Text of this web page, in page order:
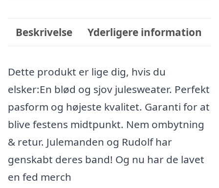
Beskrivelse Yderligere information
Dette produkt er lige dig, hvis du
elsker:En blød og sjov julesweater. Perfekt
pasform og højeste kvalitet. Garanti for at
blive festens midtpunkt. Nem ombytning
& retur. Julemanden og Rudolf har
genskabt deres band! Og nu har de lavet
en fed merch